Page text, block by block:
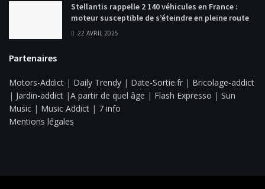
Stellantis rappelle 2 140 véhicules en France :
moteur susceptible de s’éteindre en pleine route
22 AVRIL 2025
Partenaires
Motors-Addict | Daily Trendy | Date-Sortie.fr | Bricolage-addict
| Jardin-addict |A partir de quel âge | Flash Expresso | Sun
Music | Music Addict | 7 info
Mentions légales